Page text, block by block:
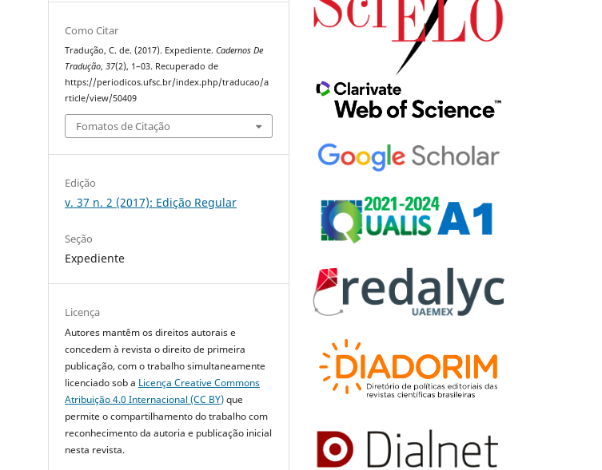
Como Citar
Tradução, C. de. (2017). Expediente.Cadernos De
Tradução,37(2), 1–03. Recuperado de
https://periodicos.ufsc.br/index.php/traducao/a
rticle/view/50409
Fomatos de Citação
Edição
v. 37 n. 2 (2017): Edição Regular
Seção
Expediente
Licença
Autores mantêm os direitos autorais e
concedem à revista o direito de primeira
publicação, com o trabalho simultaneamente
licenciado sob a Licença Creative Commons
Atribuição 4.0 Internacional (CC BY)que
permite o compartilhamento do trabalho com
reconhecimento da autoria e publicação inicial
nesta revista.